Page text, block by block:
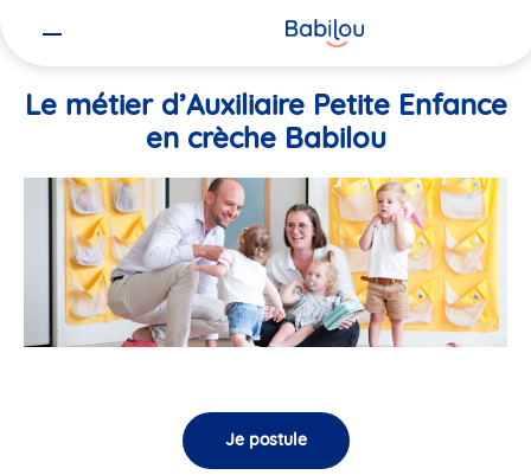
Le métier d’Auxiliaire Petite Enfance
en crèche Babilou
Je postule